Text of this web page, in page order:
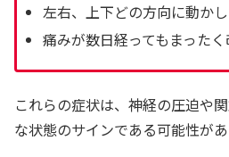
左右、上下どの方向に動かし
痛みが数日経ってもまったく
これらの症状は、神経の圧迫や
な状態のサインである可能性があ